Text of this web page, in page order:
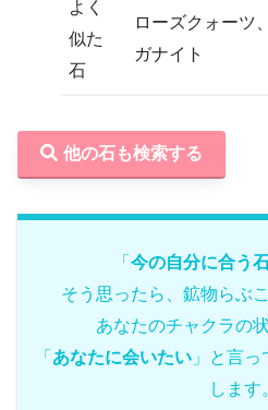
よく
似た
石
ローズクォーツ
ガナイト
他の石も検索する
「 今の自分に合う
そう思ったら、鉱物らぶ
あなたのチャクラの
「 あなたに会いたい 」と言
します